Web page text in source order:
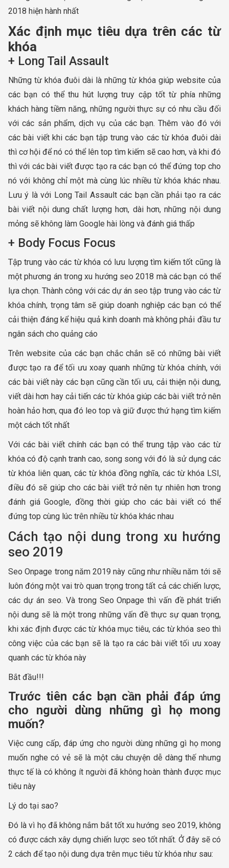
2018 hiện hành nhất
Xác định mục tiêu dựa trên các từ
khóa
+ Long Tail Assault
Những từ khóa đuôi dài là những từ khóa giúp website của
các bạn có thể thu hút lượng truy cập tốt từ phía những
khách hàng tiềm năng, những người thực sự có nhu cầu đối
với các sản phẩm, dịch vụ của các bạn. Thêm vào đó với
các bài viết khi các bạn tập trung vào các từ khóa đuôi dài
thì cơ hội để nó có thể lên top tìm kiếm sẽ cao hơn, và khi đó
thì với các bài viết được tạo ra các bạn có thể đứng top cho
nó với không chỉ một mà cùng lúc nhiều từ khóa khác nhau.
Lưu ý là với Long Tail Assault các bạn cần phải tạo ra các
bài viết nội dung chất lượng hơn, dài hơn, những nội dung
mỏng sẽ không làm Google hài lòng và đánh giá thấp
+ Body Focus Focus
Tập trung vào các từ khóa có lưu lượng tìm kiếm tốt cũng là
một phương án trong xu hướng seo 2018 mà các bạn có thể
lựa chọn. Thành công với các dự án seo tập trung vào các từ
khóa chính, trọng tâm sẽ giúp doanh nghiệp các bạn có thể
cải thiện đáng kể hiệu quả kinh doanh mà không phải đầu tư
ngân sách cho quảng cáo
Trên website của các bạn chắc chắn sẽ có những bài viết
được tạo ra để tối ưu xoay quanh những từ khóa chính, với
các bài viết này các bạn cũng cần tối ưu, cải thiện nội dung,
viết dài hơn hay cải tiến các từ khóa giúp các bài viết trở nên
hoàn hảo hơn, qua đó leo top và giữ được thứ hạng tìm kiếm
một cách tốt nhất
Với các bài viết chính các bạn có thể trung tập vào các từ
khóa có độ cạnh tranh cao, song song với đó là sử dụng các
từ khóa liên quan, các từ khóa đồng nghĩa, các từ khóa LSI,
điều đó sẽ giúp cho các bài viết trở nên tự nhiên hơn trong
đánh giá Google, đồng thời giúp cho các bài viết có thể
đứng top cùng lúc trên nhiều từ khóa khác nhau
Cách tạo nội dung trong xu hướng
seo 2019
Seo Onpage trong năm 2019 này cũng như nhiều năm tới sẽ
luôn đóng một vai trò quan trọng trong tất cả các chiến lược,
các dự án seo. Và trong Seo Onpage thì vấn đề phát triển
nội dung sẽ là một trong những vấn đề thực sự quan trọng,
khi xác định được các từ khóa mục tiêu, các từ khóa seo thì
công việc của các bạn sẽ là tạo ra các bài viết tối ưu xoay
quanh các từ khóa này
Bắt đầu!!!
Trước tiên các bạn cần phải đáp ứng
cho người dùng những gì họ mong
muốn?
Việc cung cấp, đáp ứng cho người dùng những gì họ mong
muốn nghe có vẻ sẽ là một câu chuyện dễ dàng thế nhưng
thực tế là có không ít người đã không hoàn thành được mục
tiêu này
Lý do tại sao?
Đó là vì họ đã không nắm bắt tốt xu hướng seo 2019, không
có được cách xây dựng chiến lược seo tốt nhất. Ở đây sẽ có
2 cách để tạo nội dung dựa trên mục tiêu từ khóa như sau: